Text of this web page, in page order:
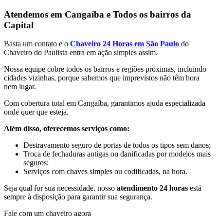
Atendemos em Cangaíba e Todos os bairros da
Capital
Basta um contato e o Chaveiro 24 Horas em São Paulo do
Chaveiro do Paulista entra em ação simples assim.
Nossa equipe cobre todos os bairros e regiões próximas, incluindo
cidades vizinhas, porque sabemos que imprevistos não têm hora
nem lugar.
Com cobertura total em Cangaíba, garantimos ajuda especializada
onde quer que esteja.
Além disso, oferecemos serviços como:
Destravamento seguro de portas de todos os tipos sem danos;
Troca de fechaduras antigas ou danificadas por modelos mais
seguros;
Serviços com chaves simples ou codificadas, na hora.
Seja qual for sua necessidade, nosso atendimento 24 horas está
sempre à disposição para garantir sua segurança.
Fale com um chaveiro agora